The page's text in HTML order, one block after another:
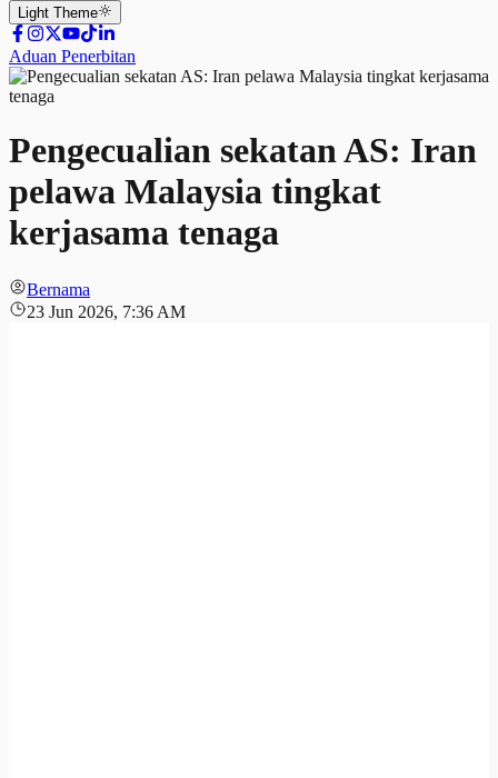
Light Theme
Aduan Penerbitan
Pengecualian sekatan AS: Iran
pelawa Malaysia tingkat
kerjasama tenaga
Bernama
23 Jun 2026, 7:36 AM